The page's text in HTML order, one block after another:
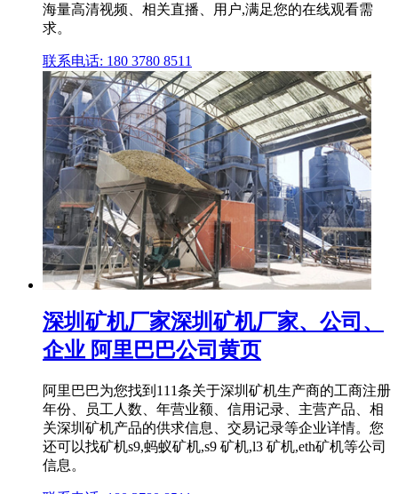
海量高清视频、相关直播、用户,满足您的在线观看需
求。
联系电话: 180 3780 8511
深圳矿机厂家深圳矿机厂家、公司、
企业 阿里巴巴公司黄页
阿里巴巴为您找到111条关于深圳矿机生产商的工商注册
年份、员工人数、年营业额、信用记录、主营产品、相
关深圳矿机产品的供求信息、交易记录等企业详情。您
还可以找矿机s9,蚂蚁矿机,s9 矿机,l3 矿机,eth矿机等公司
信息。